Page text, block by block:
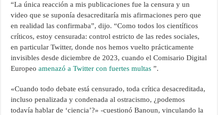
“La única reacción a mis publicaciones fue la censura y un
video que se suponía desacreditaría mis afirmaciones pero que
en realidad las confirmaba”, dijo. “Como todos los científicos
críticos, estoy censurada: control estricto de las redes sociales,
en particular Twitter, donde nos hemos vuelto prácticamente
invisibles desde diciembre de 2023, cuando el Comisario Digital
Europeoamenazó a Twitter con fuertes multas ”.
«Cuando todo debate está censurado, toda crítica desacreditada,
incluso penalizada y condenada al ostracismo, ¿podemos
todavía hablar de ‘ciencia’?» -cuestionó Banoun, vinculando la